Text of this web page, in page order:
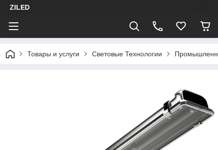
ZILED
Товары и услуги Световые Технологии